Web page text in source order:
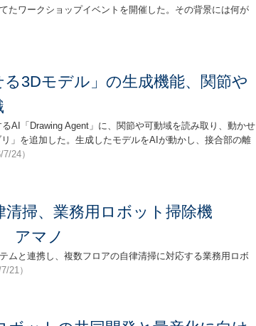
たワークショップイベントを開催した。その背景には何が
3Dモデル」の生成機能、関節や
AI「Drawing Agent」に、関節や可動域を読み取り、動かせ
」を追加した。生成したモデルをAIが動かし、接合部の離
7/24）
掃、業務用ロボット掃除機
アマノ
ムと連携し、複数フロアの自律清掃に対応する業務用ロボ
21）